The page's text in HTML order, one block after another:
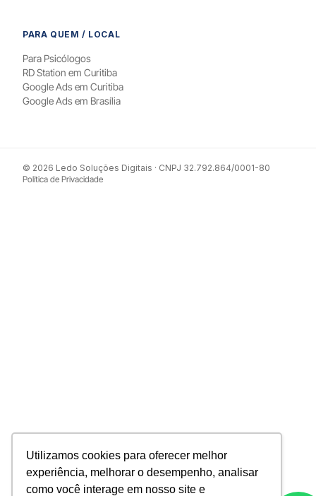
Utilizamos cookies para oferecer melhor
experiência, melhorar o desempenho, analisar
como você interage em nosso site e
PARA QUEM / LOCAL
Para Psicólogos
RD Station em Curitiba
Google Ads em Curitiba
Google Ads em Brasília
© 2026 Ledo Soluções Digitais · CNPJ 32.792.864/0001-80
Política de Privacidade